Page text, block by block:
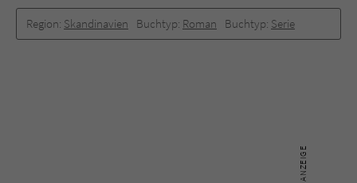
Region: Skandinavien Buchtyp: Roman Buchtyp: Serie